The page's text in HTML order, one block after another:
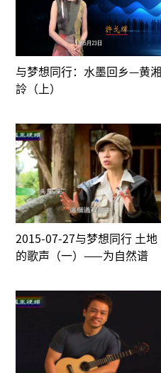
与梦想同行：水墨回乡—黄湘
詅（上）
2015-07-27与梦想同行 土地
的歌声（一）——为自然谱